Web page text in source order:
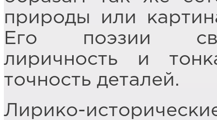
природы или
Его поэзии
лиричность и
точность деталей.
Лирико-